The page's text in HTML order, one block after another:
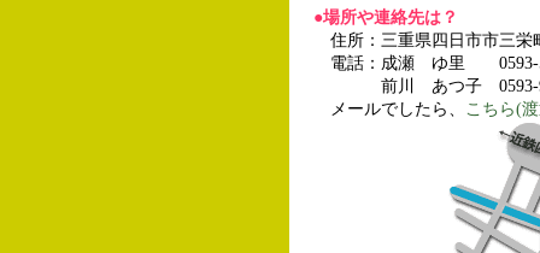
●場所や連絡先は？
住所：三重県四日市市三栄
電話：成瀬 ゆ里 0593-
前川 あつ子 0593-
メールでしたら、 こちら(